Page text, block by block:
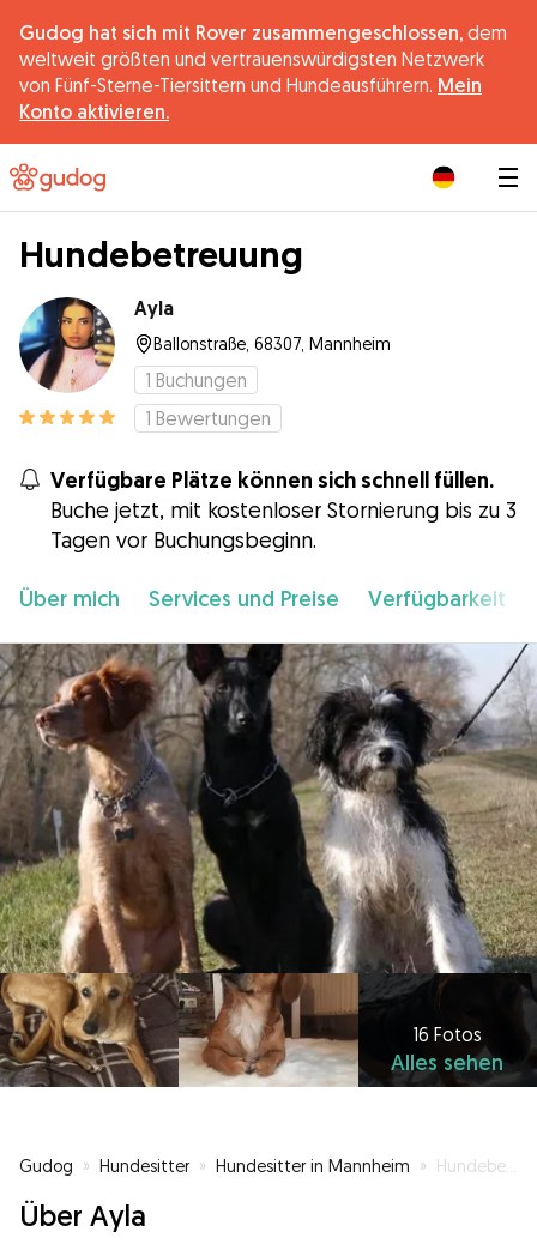
Gudog hat sich mit Rover zusammengeschlossen, dem
weltweit größten und vertrauenswürdigsten Netzwerk
von Fünf-Sterne-Tiersittern und Hundeausführern. Mein
Konto aktivieren.
Hundebetreuung
Ayla
Ballonstraße, 68307, Mannheim
1 Buchungen
1 Bewertungen
Verfügbare Plätze können sich schnell füllen.
Buche jetzt, mit kostenloser Stornierung bis zu 3
Tagen vor Buchungsbeginn.
Über mich Services und Preise Verfügbarkeit
16 Fotos
Alles sehen
Gudog » Hundesitter » Hundesitter in Mannheim » Hundebetreuung
Über Ayla